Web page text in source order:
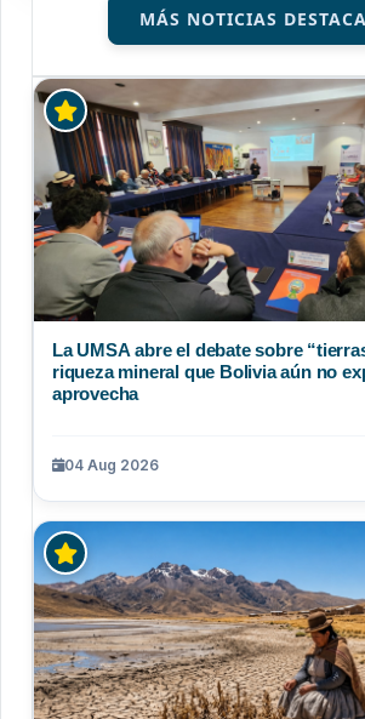
MÁS NOTICIAS
La UMSA abre el debate sobre
riqueza mineral que Bolivia aún no
aprovecha
04 Aug 2026